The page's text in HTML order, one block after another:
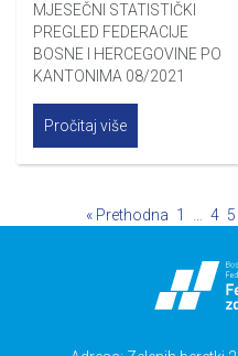
MJESEČNI STATISTIČKI
PREGLED FEDERACIJE
BOSNE I HERCEGOVINE PO
KANTONIMA 08/2021
Pročitaj više
« Prethodna 1 4 5